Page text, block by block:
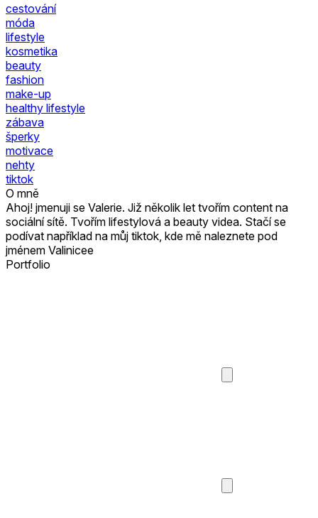
cestování
móda
lifestyle
kosmetika
beauty
fashion
make-up
healthy lifestyle
zábava
šperky
motivace
nehty
tiktok
O mně
Ahoj! jmenuji se Valerie. Již několik let tvořím content na
sociální sítě. Tvořím lifestylová a beauty videa. Stačí se
podívat například na můj tiktok, kde mě naleznete pod
jménem Valinicee
Portfolio